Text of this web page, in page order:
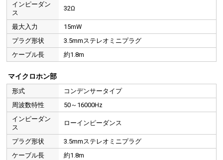
インピーダン
ス
32Ω
最大入力
15mW
プラグ形状
3.5mmステレオミニプラグ
ケーブル長
約1.8m
マイクロホン部
形式
コンデンサータイプ
周波数特性
50～16000Hz
インピーダン
ス
ローインピーダンス
プラグ形状
3.5mmステレオミニプラグ
ケーブル長
約1.8m